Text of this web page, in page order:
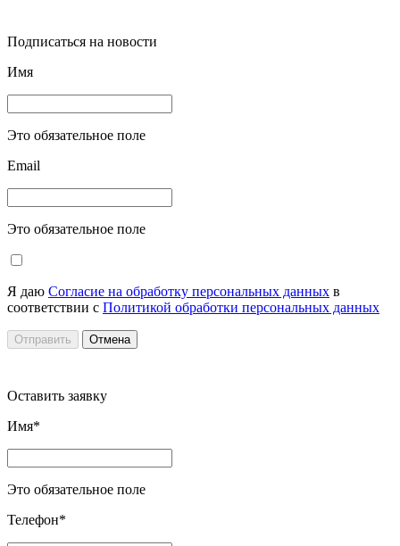
Подписаться на новости
Имя
Это обязательное поле
Email
Это обязательное поле
Я даю Согласие на обработку персональных данных в
соответствии с Политикой обработки персональных данных
Отправить Отмена
Оставить заявку
Имя*
Это обязательное поле
Телефон*